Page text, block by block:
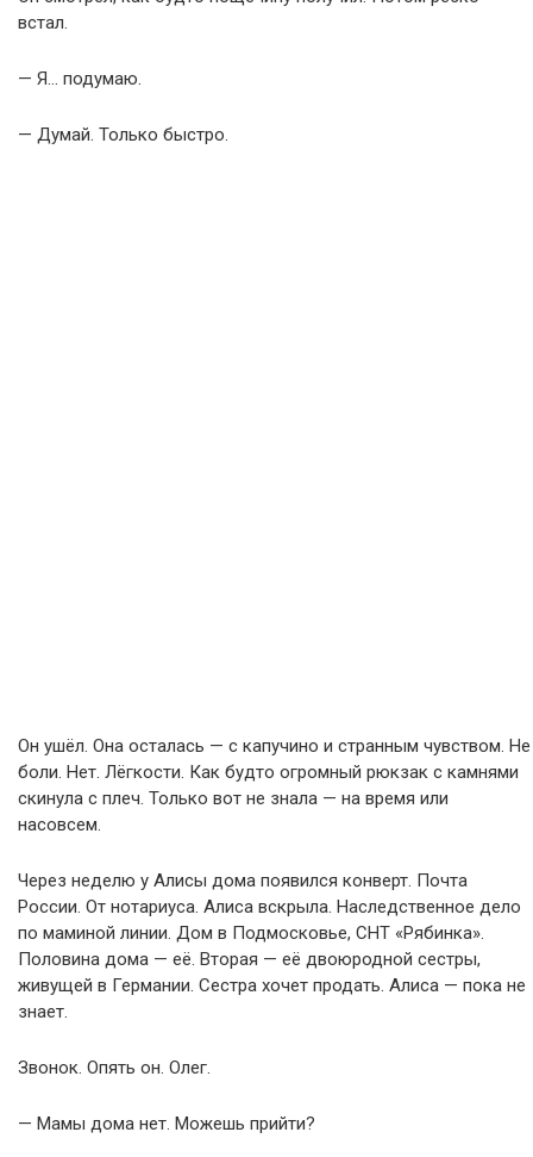
встал.
— Я… подумаю.
— Думай. Только быстро.
Он ушёл. Она осталась — с капучино и странным чувством. Не
боли. Нет. Лёгкости. Как будто огромный рюкзак с камнями
скинула с плеч. Только вот не знала — на время или
насовсем.
Через неделю у Алисы дома появился конверт. Почта
России. От нотариуса. Алиса вскрыла. Наследственное дело
по маминой линии. Дом в Подмосковье, СНТ «Рябинка».
Половина дома — её. Вторая — её двоюродной сестры,
живущей в Германии. Сестра хочет продать. Алиса — пока не
знает.
Звонок. Опять он. Олег.
— Мамы дома нет. Можешь прийти?